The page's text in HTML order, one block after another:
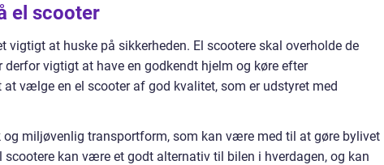
el scooter
vigtigt at huske på sikkerheden. El scootere skal overholde de
derfor vigtigt at have en godkendt hjelm og køre efter
vælge en el scooter af god kvalitet, som er udstyret med
og miljøvenlig transportform, som kan være med til at gøre bylivet
kan være et godt alternativ til bilen i hverdagen, og kan